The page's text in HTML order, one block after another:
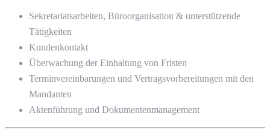
Sekretariatsarbeiten, Büroorganisation & unterstützende
Tätigkeiten
Kundenkontakt
Überwachung der Einhaltung von Fristen
Terminvereinbarungen und Vertragsvorbereitungen mit den
Mandanten
Aktenführung und Dokumentenmanagement